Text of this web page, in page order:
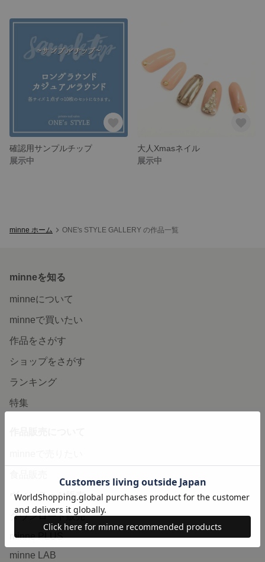
確認用サンプルチップ
展示中
大人Xmasネイル
展示中
minne ホーム ONE's STYLE GALLERY の作品一覧
minneを知る
minneについて
minneで買いたい
作品をさがす
ショップをさがす
ランキング
特集
ヴィンテージ販売
ダウンロード販売
minne PLUS
minne LAB